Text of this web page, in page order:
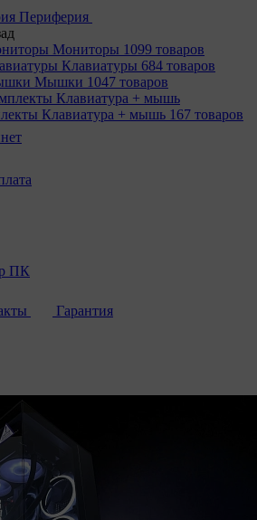
Периферия
Мониторы 1099 товаров
Клавиатуры 684 товаров
Мышки 1047 товаров
Клавиатура + мышь 167 товаров
ПК
Гарантия